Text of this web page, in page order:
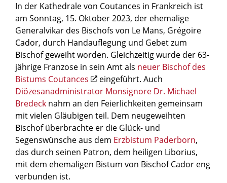
In der Kathedrale von Coutances in Frankreich ist
am Sonntag, 15. Oktober 2023, der ehemalige
Generalvikar des Bischofs von Le Mans, Grégoire
Cador, durch Handauflegung und Gebet zum
Bischof geweiht worden. Gleichzeitig wurde der 63-
jährige Franzose in sein Amt als neuer Bischof des
Bistums Coutances
eingeführt. Auch
Diözesanadministrator Monsignore Dr. Michael
Bredeck nahm an den Feierlichkeiten gemeinsam
mit vielen Gläubigen teil. Dem neugeweihten
Bischof überbrachte er die Glück- und
Segenswünsche aus dem Erzbistum Paderborn,
das durch seinen Patron, dem heiligen Liborius,
mit dem ehemaligen Bistum von Bischof Cador eng
verbunden ist.